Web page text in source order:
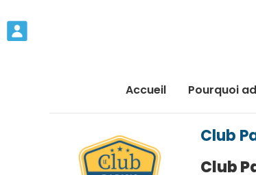
Accueil Pourquoi
Club
Club